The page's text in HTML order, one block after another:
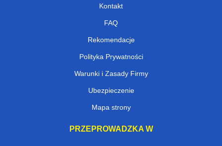
Kontakt
FAQ
Rekomendacje
Polityka Prywatności
Warunki i Zasady Firmy
Ubezpieczenie
Mapa strony
PRZEPROWADZKA W